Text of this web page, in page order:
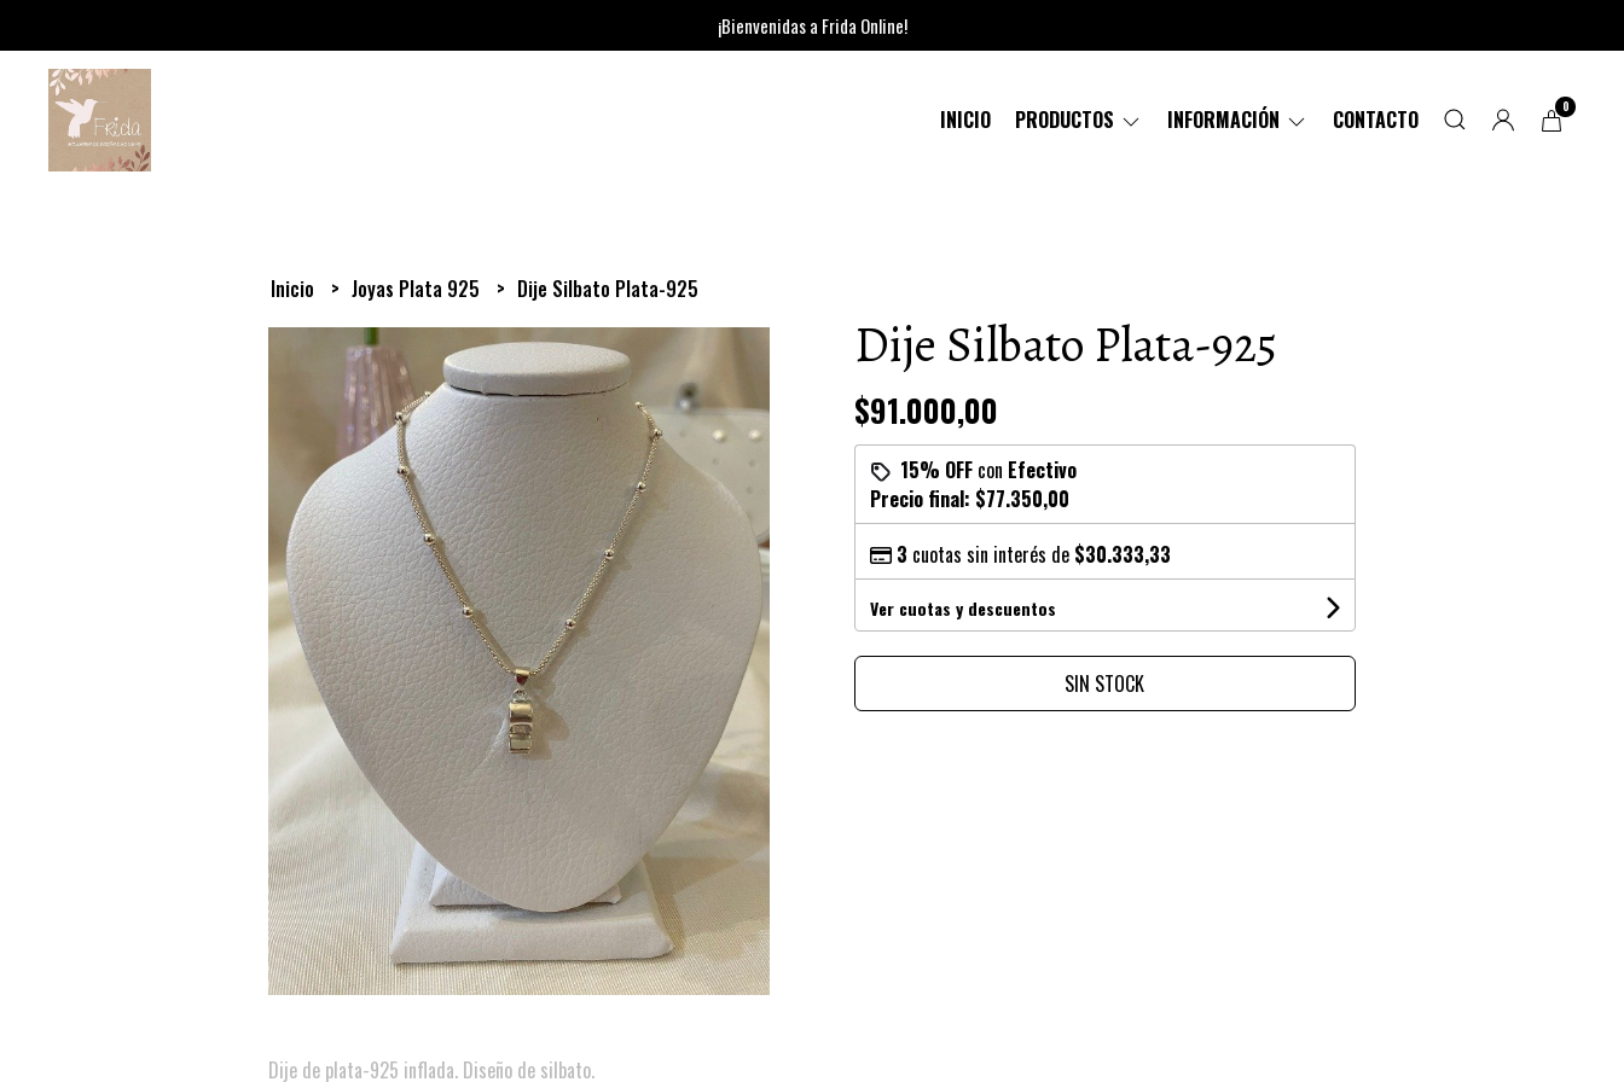
¡Bienvenidas a Frida Online!
INICIO PRODUCTOS INFORMACIÓN CONTACTO 0
Inicio Joyas Plata 925 Dije Silbato Plata-925
Dije de plata-925 inflada. Diseño de silbato.
Dije Silbato Plata-925
$91.000,00
15% OFFcon Efectivo
Precio final: $77.350,00
3 cuotas sin interés de $30.333,33
Ver cuotas y descuentos
SIN STOCK